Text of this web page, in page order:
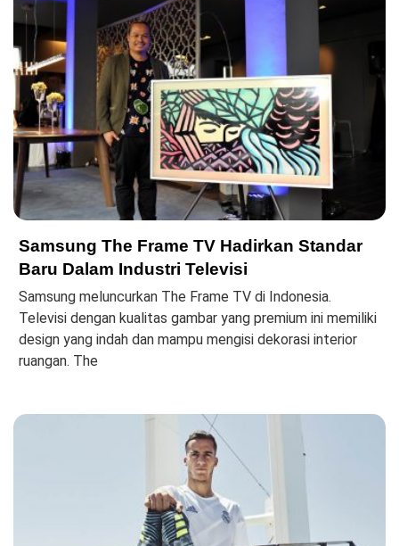
Samsung The Frame TV Hadirkan Standar
Baru Dalam Industri Televisi
Samsung meluncurkan The Frame TV di Indonesia.
Televisi dengan kualitas gambar yang premium ini memiliki
design yang indah dan mampu mengisi dekorasi interior
ruangan. The